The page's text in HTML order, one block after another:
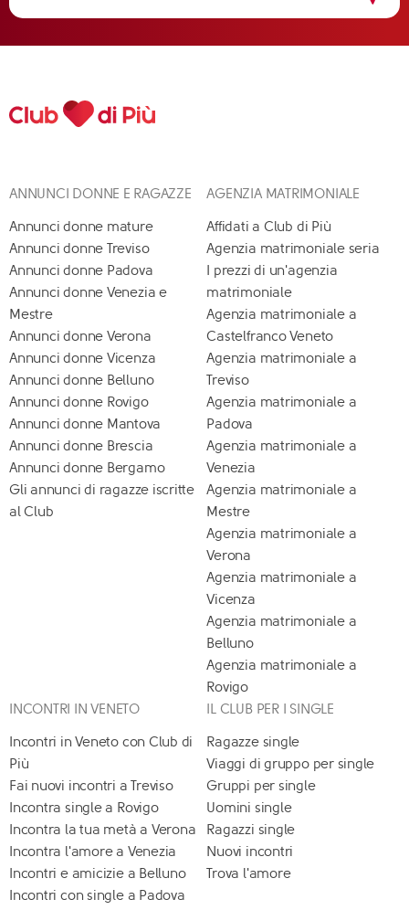
ANNUNCI DONNE E RAGAZZE
Annunci donne mature
Annunci donne Treviso
Annunci donne Padova
Annunci donne Venezia e
Mestre
Annunci donne Verona
Annunci donne Vicenza
Annunci donne Belluno
Annunci donne Rovigo
Annunci donne Mantova
Annunci donne Brescia
Annunci donne Bergamo
Gli annunci di ragazze iscritte
al Club
AGENZIA MATRIMONIALE
Affidati a Club di Più
Agenzia matrimoniale seria
I prezzi di un'agenzia
matrimoniale
Agenzia matrimoniale a
Castelfranco Veneto
Agenzia matrimoniale a
Treviso
Agenzia matrimoniale a
Padova
Agenzia matrimoniale a
Venezia
Agenzia matrimoniale a
Mestre
Agenzia matrimoniale a
Verona
Agenzia matrimoniale a
Vicenza
Agenzia matrimoniale a
Belluno
Agenzia matrimoniale a
Rovigo
INCONTRI IN VENETO
Incontri in Veneto con Club di
Più
Fai nuovi incontri a Treviso
Incontra single a Rovigo
Incontra la tua metà a Verona
Incontra l'amore a Venezia
Incontri e amicizie a Belluno
Incontri con single a Padova
IL CLUB PER I SINGLE
Ragazze single
Viaggi di gruppo per single
Gruppi per single
Uomini single
Ragazzi single
Nuovi incontri
Trova l'amore